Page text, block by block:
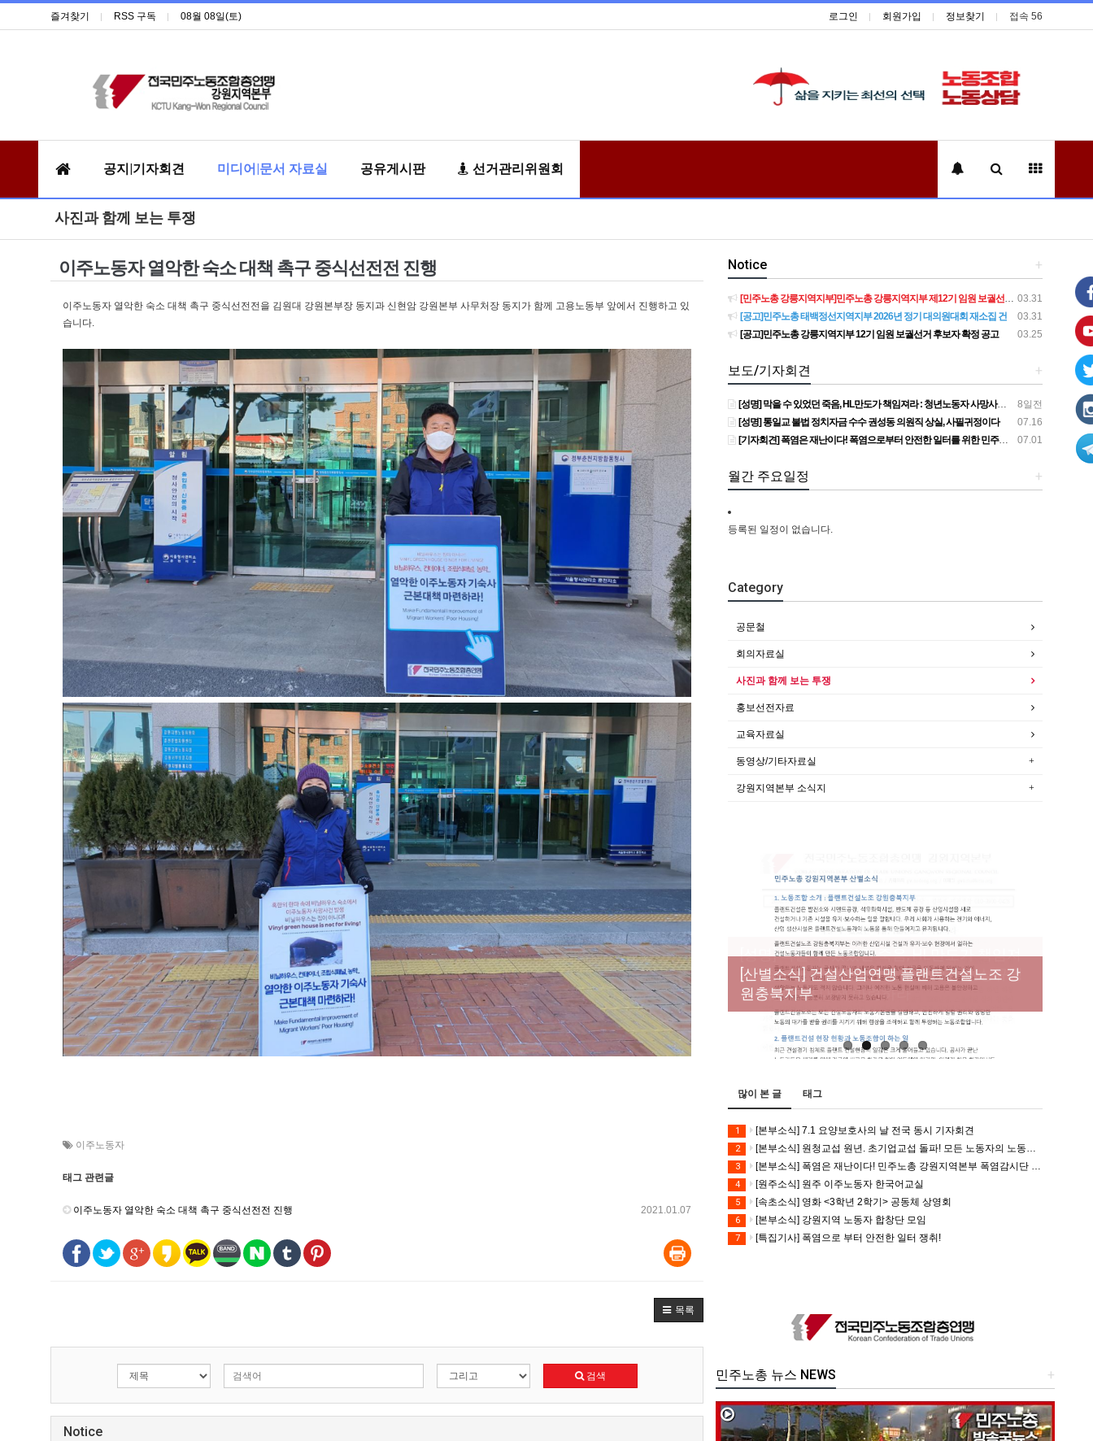
즐겨찾기 RSS 구독 08월 08일(토) 로그인 회원가입 정보찾기 접속 56
공지|기자회견 미디어|문서 자료실 공유게시판 선거관리위원회
사진과 함께 보는 투쟁
이주노동자 열악한 숙소 대책 촉구 중식선전전 진행
이주노동자 열악한 숙소 대책 촉구 중식선전전을 김원대 강원본부장 동지과 신현암 강원본부 사무처장 동지가 함께 고용노동부 앞에서 진행하고 있
습니다.
이주노동자
태그 관련글
2021.01.07
이주노동자 열악한 숙소 대책 촉구 중식선전전 진행
목록
검색
Notice
+
Notice
03.31
[민주노총 강릉지역지부]민주노총 강릉지역지부 제12기 임원 보궐선거결과 공고
03.31
[공고]민주노총 태백정선지역지부 2026년 정기 대의원대회 재소집 건
03.25
[공고]민주노총 강릉지역지부 12기 임원 보궐선거 후보자 확정 공고
+
보도/기자회견
8일전
[성명] 막을 수 있었던 죽음, HL만도가 책임져라 : 청년노동자 사망사고의 철저한 진상규명과 재발방지 대책 마련하라
07.16
[성명] 통일교 불법 정치자금 수수 권성동 의원직 상실, 사필귀정이다
07.01
[기자회견] 폭염은 재난이다! 폭염으로부터 안전한 일터를 위한 민주노총 강원지역본부 폭염감시단 선포 기자회견
+
월간 주요일정
등록된 일정이 없습니다.
Category
공문철
회의자료실
사진과 함께 보는 투쟁
홍보선전자료
교육자료실
동영상/기타자료실
강원지역본부 소식지
[성명] 막을 수 있었던 죽음, HL만도가 책임져
라 : 청년노동자 사망사고의 철저한 진상규명
과 재발방지 대책 마련하라
[산별소식] 건설산업연맹 플랜트건설노조 강
원충북지부
[강릉,속초,원주,춘천] 폭염감시단 사업 이모저
모
[조합원☆인터뷰] 서비스연맹 전국학교비정
규직노동조합 강원지부 김유미 춘천지회장
[본부소식] 강원지역 노동자 합창단 모임
많이 본 글 태그
1 [본부소식] 7.1 요양보호사의 날 전국 동시 기자회견
2 [본부소식] 원청교섭 원년. 초기업교섭 돌파! 모든 노동자의 노동기본권 쟁취! 민주노총 7.15 총파업대회
3 [본부소식] 폭염은 재난이다! 민주노총 강원지역본부 폭염감시단 선포 기자회견
4 [원주소식] 원주 이주노동자 한국어교실
5 [속초소식] 영화 <3학년 2학기> 공동체 상영회
6 [본부소식] 강원지역 노동자 합창단 모임
7 [특집기사] 폭염으로 부터 안전한 일터 쟁취!
+
민주노총 뉴스 NEWS